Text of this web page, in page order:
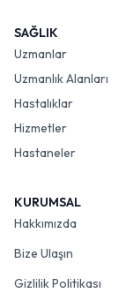
SAĞLIK
Uzmanlar
Uzmanlık Alanları
Hastalıklar
Hizmetler
Hastaneler
KURUMSAL
Hakkımızda
Bize Ulaşın
Gizlilik Politikası